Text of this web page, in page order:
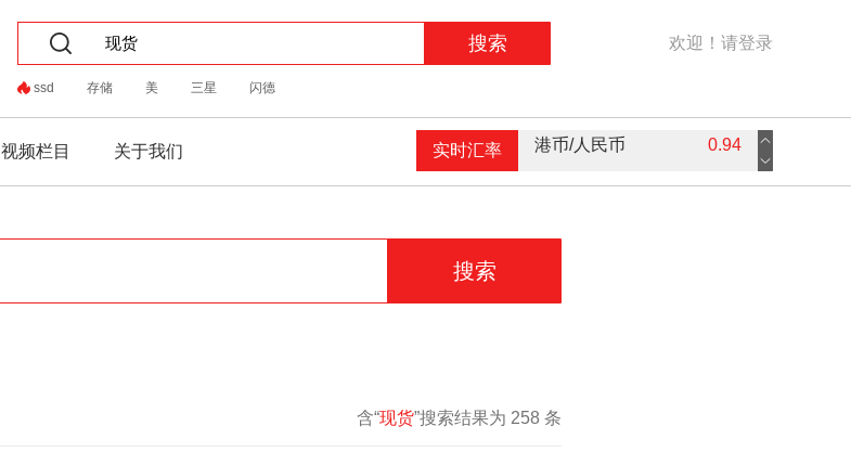
搜索
ssd 存储 美 三星 闪德
欢迎！请登录
视频栏目 关于我们 实时汇率 英镑/人民币 9.16
欧元/人民币 7.59
搜索
含“现货”搜索结果为 258 条